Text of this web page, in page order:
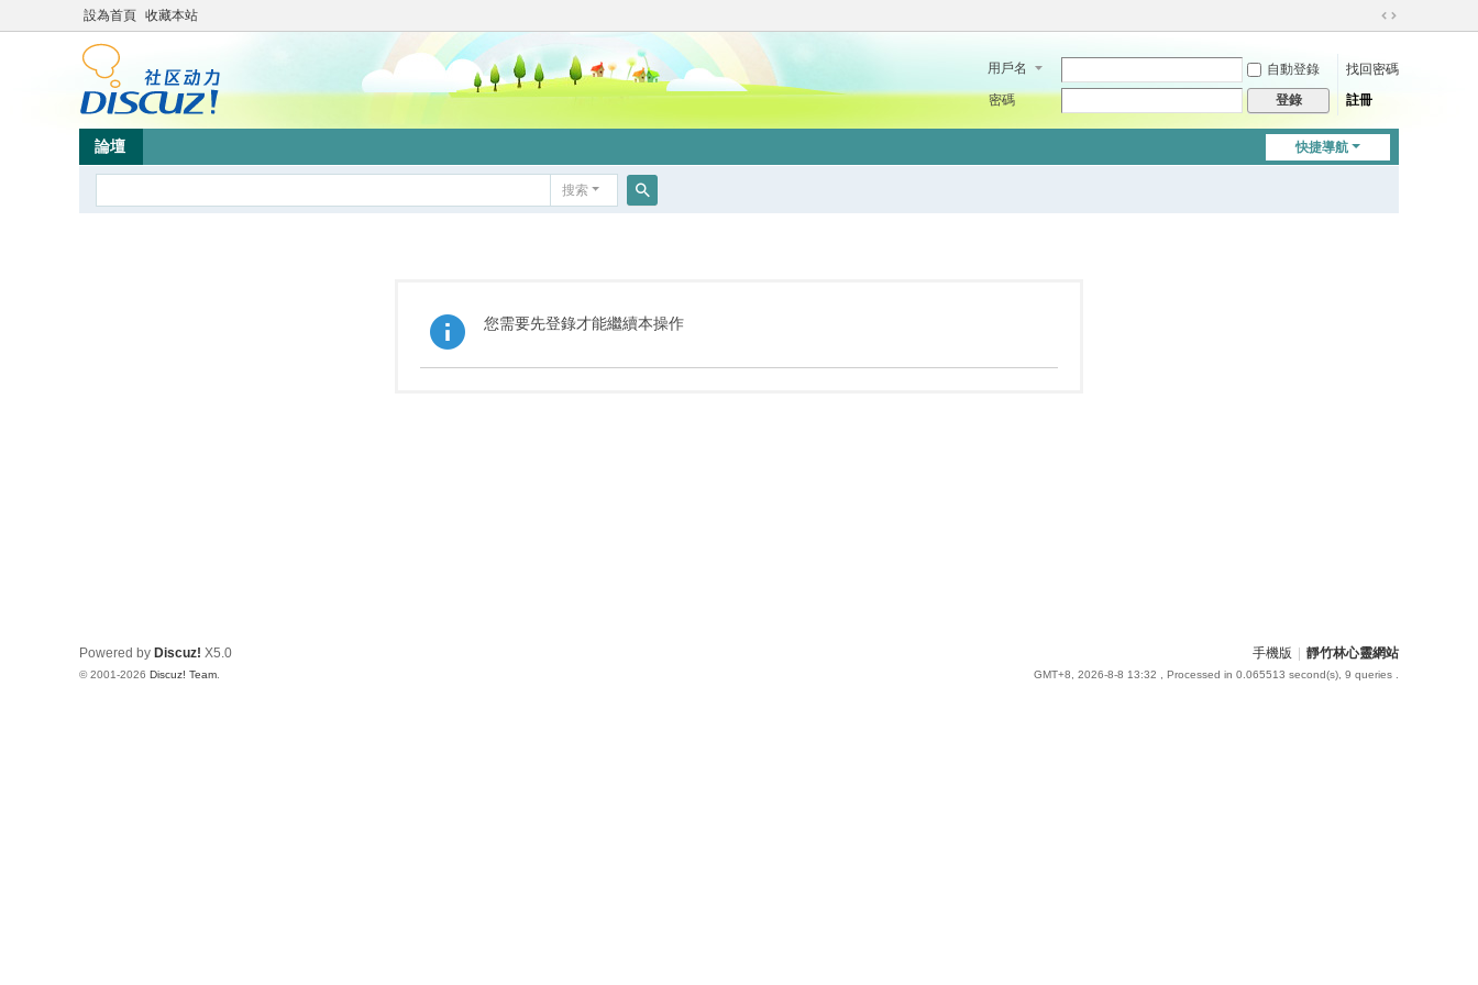
設為首頁 收藏本站
切
到
用戶名 自動登錄
找回密碼
密碼
登錄 註冊
快捷導航
論壇
搜索
您需要先登錄才能繼續本操作
手機版 靜竹林心靈網站
GMT+8, 2026-8-8 13:32 , Processed in 0.065513 second(s), 9 queries .
Powered by Discuz! X5.0
© 2001-2026 Discuz! Team